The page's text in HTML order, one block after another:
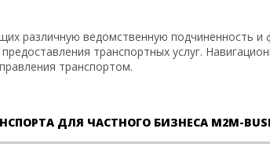
различную ведомственную подчиненность и
транспортных услуг.
транспортом.
ДЛЯ ЧАСТНОГО БИЗНЕСА M2M-